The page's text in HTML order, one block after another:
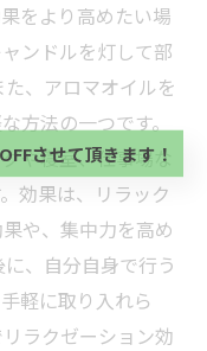
をより高めたい場
ンドルを灯して部
、アロマオイルを
方法の一つです。
や寝室、仕事場な
効果は、リラック
や、集中力を高め
、自分自身で行う
軽に取り入れら
ラクゼーション効
頂いたお客様は
既に 追加済の
でお閉じ下さ
させて頂きます！
頂いたお客様は
既に 追加済の
でお閉じ下さ
させて頂きます！